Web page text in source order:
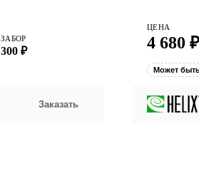
ЗАБОР
300 ₽
Заказать
ЦЕНА
4 680 ₽
Может